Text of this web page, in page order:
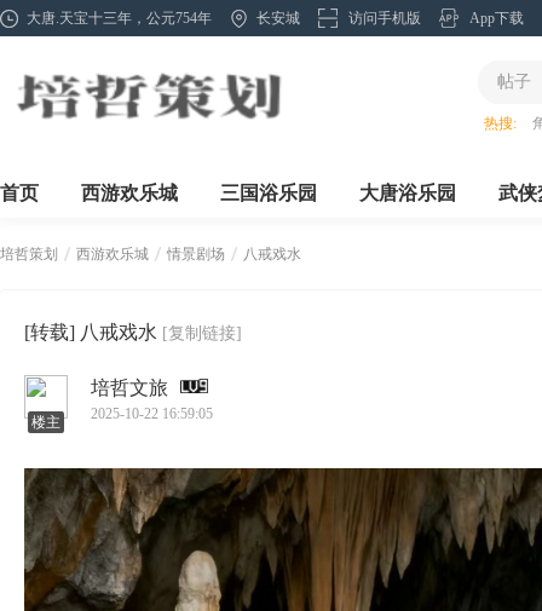
大唐.天宝十三年，公元754年 长安城 访问手机版 App下载
帖子
热搜:
首页 西游欢乐城 三国浴乐园 大唐浴乐园 武侠
培哲策划 西游欢乐城 情景剧场 八戒戏水
[转载] 八戒戏水 [复制链接]
楼主
培哲文旅
2025-10-22 16:59:05